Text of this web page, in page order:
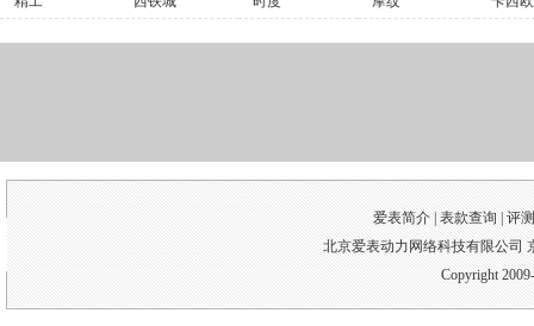
爱表简介 |表款查询|评
北京爱表动力网络科技有限公司
Copyright